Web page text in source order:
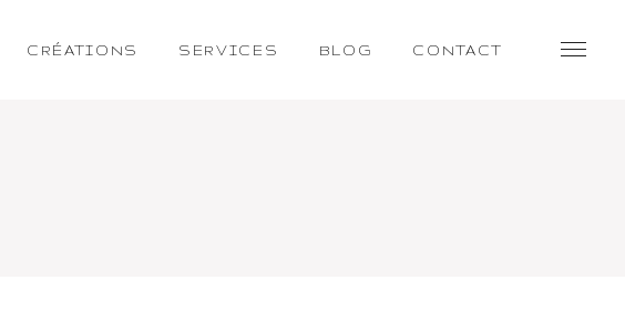
CRÉATIONS SERVICES BLOG CONTACT